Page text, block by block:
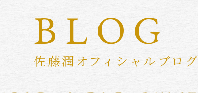
BLOG
佐藤潤オフィシャルブログ